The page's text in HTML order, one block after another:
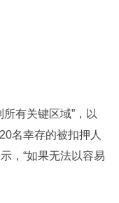
有关键区域”，以
名幸存的被扣押人
，“如果无法以容易